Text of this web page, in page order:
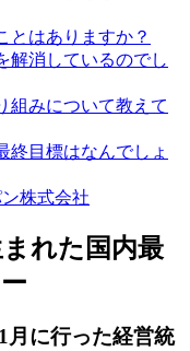
とはありますか？
解消しているのでし
組みについて教えて
終目標はなんでしょ
株式会社
れた国内最
月に行った経営統